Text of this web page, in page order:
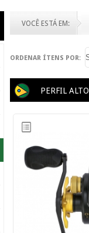
VOCÊ ESTÁ EM:
ORDENAR ÍTENS POR:
PERFIL ALTO